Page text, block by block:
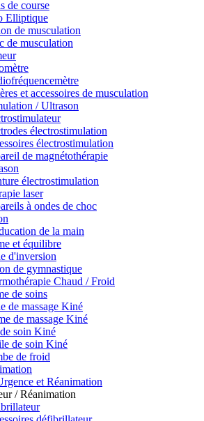
de course
Elliptique
de musculation
de musculation
et accessoires de musculation
/ Ultrason
électrostimulation
électrostimulation
de magnétothérapie
électrostimulation
laser
à ondes de choc
de la main
et équilibre
d'inversion
de gymnastique
Chaud / Froid
de soins
de massage Kiné
de massage Kiné
soin Kiné
de soin Kiné
de froid
et Réanimation
/ Réanimation